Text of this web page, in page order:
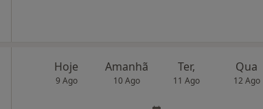
Hoje
9 Ago
Amanhã
10 Ago
Ter,
11 Ago
Qua
12 Ago